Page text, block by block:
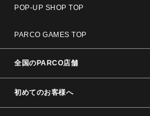
POP-UP SHOP TOP
PARCO GAMES TOP
全国のPARCO店舗
初めてのお客様へ